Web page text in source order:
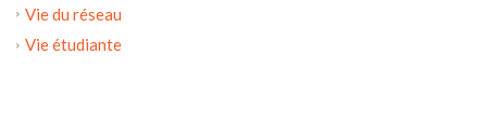
Vie du réseau
Vie étudiante